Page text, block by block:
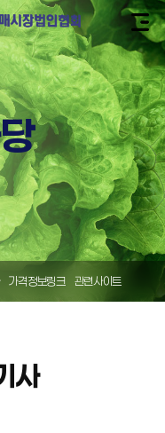
가격정보링크 관련사이트
사